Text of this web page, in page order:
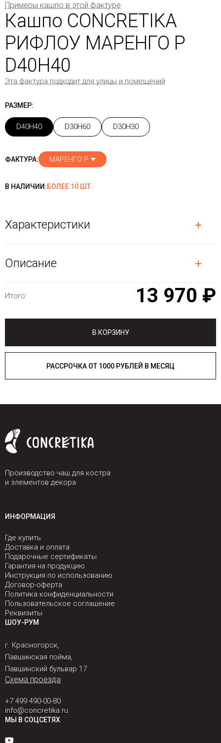
Примеры кашпо в этой фактуре
Кашпо CONCRETIKA
РИФЛОУ МАРЕНГО Р
D40H40
Эта фактура подходит для улицы и помещений
РАЗМЕР:
D40H40 D30H60 D30H30
ФАКТУРА: МАРЕНГО Р
В НАЛИЧИИ: БОЛЕЕ 10 ШТ.
Характеристики
Описание
Итого: 13 970 ₽
В КОРЗИНУ
РАССРОЧКА ОТ 1000 РУБЛЕЙ В МЕСЯЦ
Производство чаш для костра
и элементов декора
ИНФОРМАЦИЯ
Где купить
Доставка и оплата
Подарочные сертификаты
Гарантия на продукцию
Инструкция по использованию
Договор-оферта
Политика конфиденциальности
Пользовательское соглашение
Реквизиты
ШОУ-РУМ
г. Красногорск,
Павшинская пойма,
Павшинский бульвар 17
Схема проезда
+7 499 490-00-80
info@concretika.ru
МЫ В СОЦСЕТЯХ